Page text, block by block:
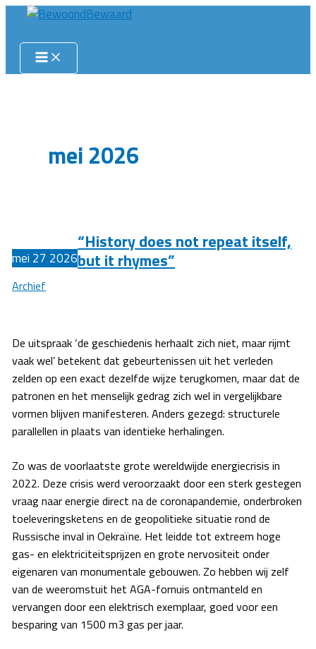
inhoud
mei 2026
mei 27 2026
“History does not repeat itself,
but it rhymes”
Archief
De uitspraak ‘de geschiedenis herhaalt zich niet, maar rijmt
vaak wel’ betekent dat gebeurtenissen uit het verleden
zelden op een exact dezelfde wijze terugkomen, maar dat de
patronen en het menselijk gedrag zich wel in vergelijkbare
vormen blijven manifesteren. Anders gezegd: structurele
parallellen in plaats van identieke herhalingen.
Zo was de voorlaatste grote wereldwijde energiecrisis in
2022. Deze crisis werd veroorzaakt door een sterk gestegen
vraag naar energie direct na de coronapandemie, onderbroken
toeleveringsketens en de geopolitieke situatie rond de
Russische inval in Oekraïne. Het leidde tot extreem hoge
gas- en elektriciteitsprijzen en grote nervositeit onder
eigenaren van monumentale gebouwen. Zo hebben wij zelf
van de weeromstuit het AGA-fornuis ontmanteld en
vervangen door een elektrisch exemplaar, goed voor een
besparing van 1500 m3 gas per jaar.